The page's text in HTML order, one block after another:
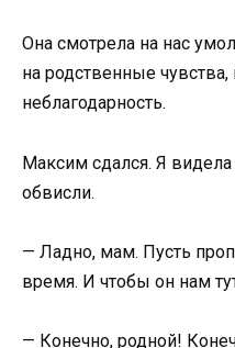
Она смотрела на нас
на родственные
неблагодарность.
Максим сдался. Я
обвисли.
— Ладно, мам. Пусть
время. И чтобы он нам
— Конечно, родной!